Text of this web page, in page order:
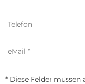
* Diese Felder müssen